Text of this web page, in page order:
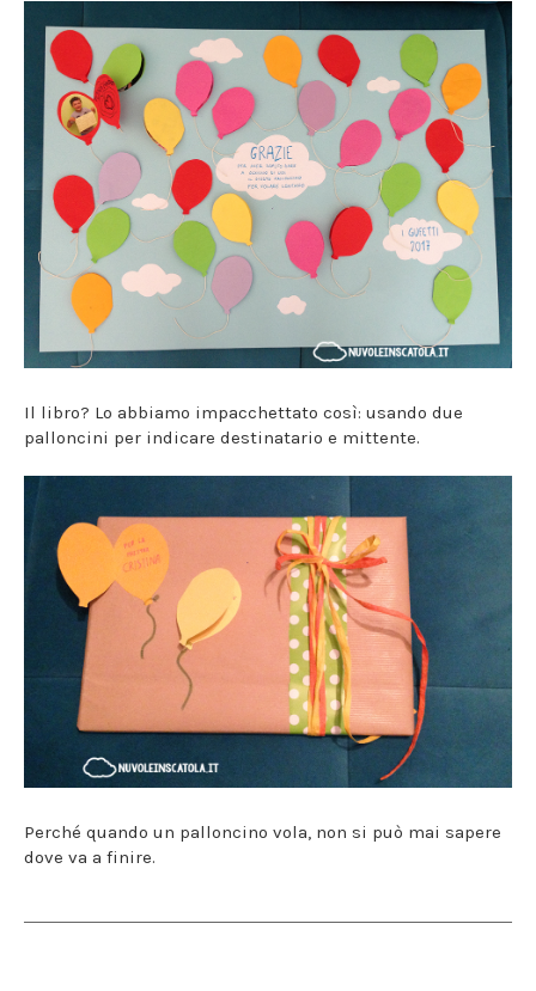
Il libro? Lo abbiamo impacchettato così: usando due
palloncini per indicare destinatario e mittente.
Perché quando un palloncino vola, non si può mai sapere
dove va a finire.